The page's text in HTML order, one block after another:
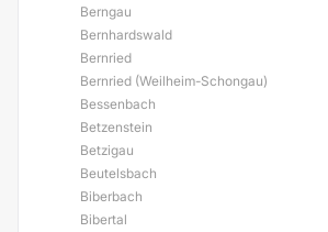
Berngau
Bernhardswald
Bernried
Bernried (Weilheim-Schongau)
Bessenbach
Betzenstein
Betzigau
Beutelsbach
Biberbach
Bibertal